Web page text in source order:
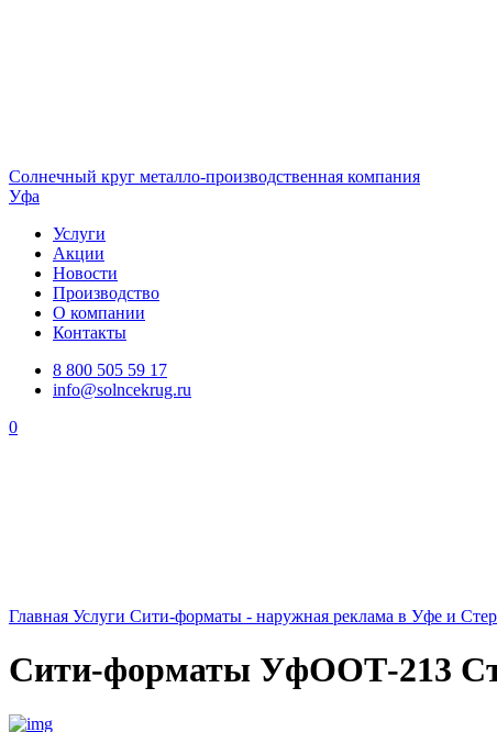
Солнечный круг металло-производственная компания
Уфа
Услуги
Акции
Новости
Производство
О компании
Контакты
8 800 505 59 17
info@solncekrug.ru
0
Главная Услуги Сити-форматы - наружная реклама в Уфе и
Сити-форматы УфООТ-213